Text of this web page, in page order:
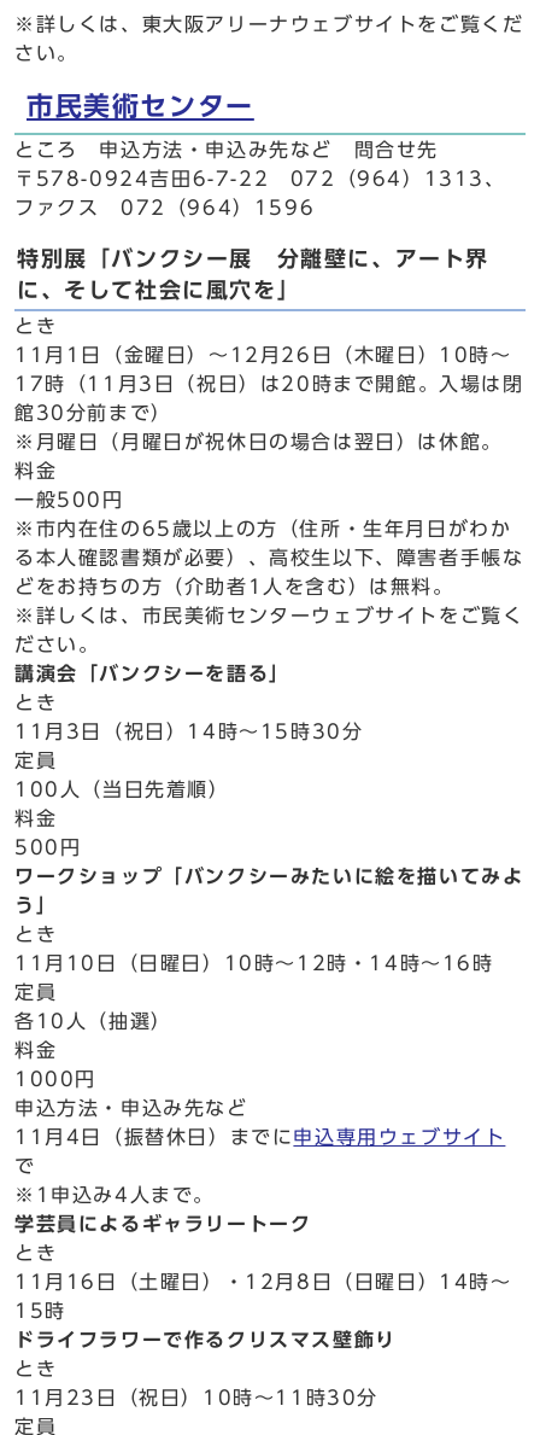
※詳しくは、東大阪アリーナウェブサイトをご覧くだ
さい。
市民美術センター
ところ 申込方法・申込み先など 問合せ先
〒578-0924吉田6-7-22 072（964）1313、
ファクス 072（964）1596
特別展「バンクシー展 分離壁に、アート界
に、そして社会に風穴を」
とき
11月1日（金曜日）～12月26日（木曜日）10時～
17時（11月3日（祝日）は20時まで開館。入場は閉
館30分前まで）
※月曜日（月曜日が祝休日の場合は翌日）は休館。
料金
一般500円
※市内在住の65歳以上の方（住所・生年月日がわか
る本人確認書類が必要）、高校生以下、障害者手帳な
どをお持ちの方（介助者1人を含む）は無料。
※詳しくは、市民美術センターウェブサイトをご覧く
ださい。
講演会「バンクシーを語る」
とき
11月3日（祝日）14時～15時30分
定員
100人（当日先着順）
料金
500円
ワークショップ「バンクシーみたいに絵を描いてみよ
う」
とき
11月10日（日曜日）10時～12時・14時～16時
定員
各10人（抽選）
料金
1000円
申込方法・申込み先など
11月4日（振替休日）までに 申込専用ウェブサイト
で
※1申込み4人まで。
学芸員によるギャラリートーク
とき
11月16日（土曜日）・12月8日（日曜日）14時～
15時
ドライフラワーで作るクリスマス壁飾り
とき
11月23日（祝日）10時～11時30分
定員